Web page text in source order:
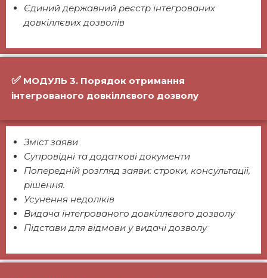
Єдиний державний реєстр інтегрованих
довкіллєвих дозволів
✅МОДУЛЬ 3. Порядок отримання
інтегрованого довкіллєвого дозволу
Зміст заяви
Супровідні та додаткові документи
Попередній розгляд заяви: строки, консультації,
рішення.
Усунення недоліків
Видача інтегрованого довкіллєвого дозволу
Підстави для відмови у видачі дозволу